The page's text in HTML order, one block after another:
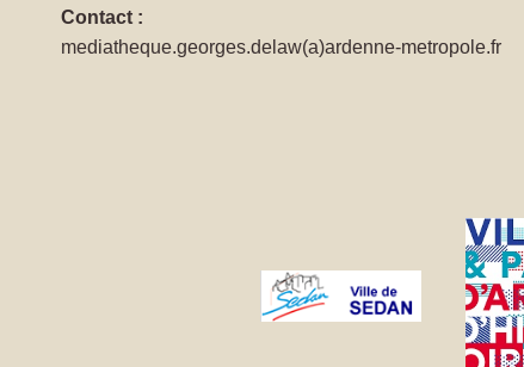
Contact :
mediatheque.georges.delaw(a)ardenne-metropole.fr